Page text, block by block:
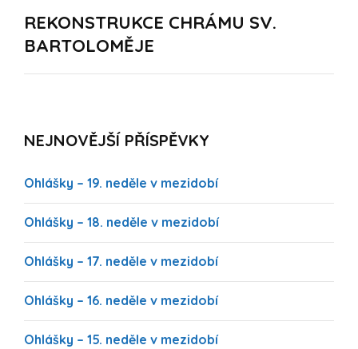
REKONSTRUKCE CHRÁMU SV.
BARTOLOMĚJE
NEJNOVĚJŠÍ PŘÍSPĚVKY
Ohlášky – 19. neděle v mezidobí
Ohlášky – 18. neděle v mezidobí
Ohlášky – 17. neděle v mezidobí
Ohlášky – 16. neděle v mezidobí
Ohlášky – 15. neděle v mezidobí